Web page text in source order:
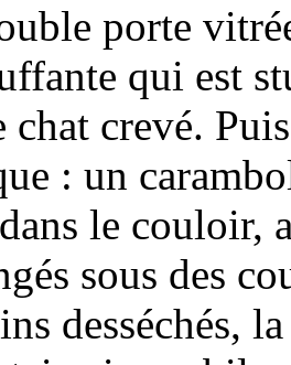
porte
qui est
chat crevé.
: un
le couloir,
sous des
desséchés,